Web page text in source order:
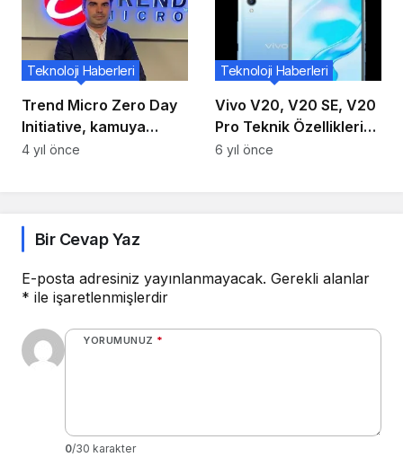
Trend Micro Zero Day
Initiative, kamuya
yönelik siber güvenlik
Teknoloji Haberleri
4 yıl önce
Vivo V20, V20 SE, V20
Pro Teknik Özellikleri
21 Eylül Lansmanı
Teknoloji Haberleri
6 yıl önce
Bir Cevap Yaz
E-posta adresiniz yayınlanmayacak. Gerekli alanlar
* ile işaretlenmişlerdir
YORUMUNUZ *
0/30 karakter